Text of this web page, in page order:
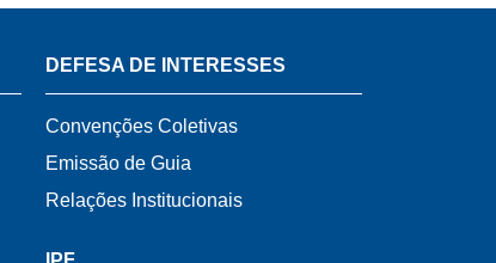
DEFESA DE INTERESSES
Convenções Coletivas
Emissão de Guia
Relações Institucionais